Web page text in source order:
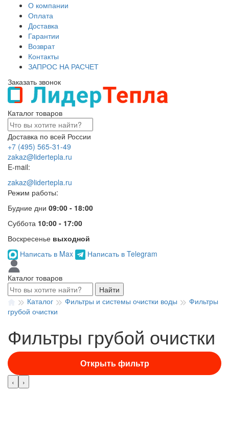
О компании
Оплата
Доставка
Гарантии
Возврат
Контакты
ЗАПРОС НА РАСЧЕТ
Заказать звонок
Каталог товаров
Доставка по всей России
+7 (495) 565-31-49
zakaz@lidertepla.ru
E-mail:
zakaz@lidertepla.ru
Режим работы:
Будние дни 09:00 - 18:00
Суббота 10:00 - 17:00
Воскресенье выходной
Написать в Max
Написать в Telegram
Каталог товаров
Найти
Каталог
Фильтры и системы очистки воды
Фильтры
грубой очистки
Фильтры грубой очистки
Открыть фильтр
‹ ›